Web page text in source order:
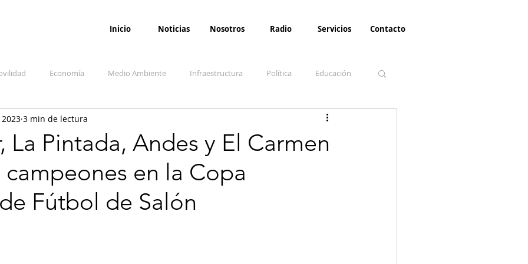
Inicio Noticias Nosotros Radio Servicios Contacto
Economía Medio Ambiente Infraestructura Política Educación
Salud Opinión Paz
y sociedad Denuncia Ciudadana Conflicto armado interno
La Pintada, Andes y El Carmen
en la Copa
Fútbol de Salón
3 min de lectura